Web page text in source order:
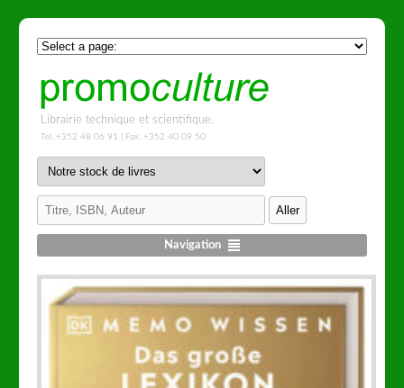
Librairie technique et scientifique.
Tel. +352 48 06 91 | Fax. +352 40 09 50
Navigation